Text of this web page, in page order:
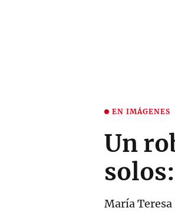
EN IMÁGENES
Un
María